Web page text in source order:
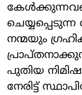
നന്മയും
പുതിയ
നേരിട്ട്